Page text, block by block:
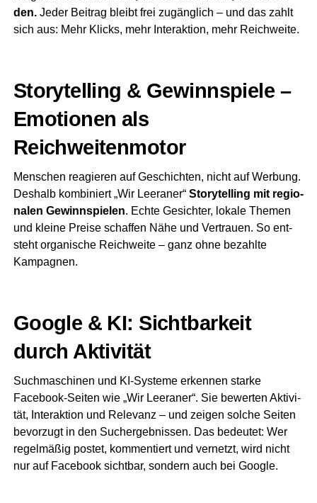
den.Jeder Bei­trag bleibt frei zugäng­lich – und das zahlt
sich aus: Mehr Klicks, mehr Inter­ak­ti­on, mehr Reichweite.
Sto­rytel­ling & Gewinn­spie­le –
Emo­tio­nen als
Reichweitenmotor
Men­schen reagie­ren auf Geschich­ten, nicht auf Wer­bung.
Des­halb kom­bi­niert „Wir Leera­ner“ Sto­rytel­ling mit regio­
na­len Gewinn­spie­len. Ech­te Gesich­ter, loka­le The­men
und klei­ne Prei­se schaf­fen Nähe und Ver­trau­en. So ent­
steht orga­ni­sche Reich­wei­te – ganz ohne bezahl­te
Kampagnen.
Goog­le & KI: Sicht­bar­keit
durch Aktivität
Such­ma­schi­nen und KI‑Systeme erken­nen star­ke
Facebook‑Seiten wie „Wir Leera­ner“. Sie bewer­ten Akti­vi­
tät, Inter­ak­ti­on und Rele­vanz – und zei­gen sol­che Sei­ten
bevor­zugt in den Such­ergeb­nis­sen. Das bedeu­tet: Wer
regel­mä­ßig pos­tet, kom­men­tiert und ver­netzt, wird nicht
nur auf Face­book sicht­bar, son­dern auch bei Google.